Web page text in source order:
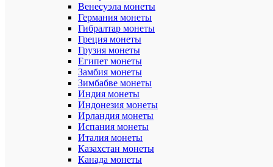
Венесуэла монеты
Германия монеты
Гибралтар монеты
Греция монеты
Грузия монеты
Египет монеты
Замбия монеты
Зимбабве монеты
Индия монеты
Индонезия монеты
Ирландия монеты
Испания монеты
Италия монеты
Казахстан монеты
Канада монеты